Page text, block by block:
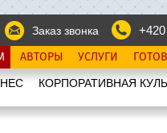
Заказ звонка
АВТОРЫ УСЛУГИ
КОРПОРАТИВНАЯ